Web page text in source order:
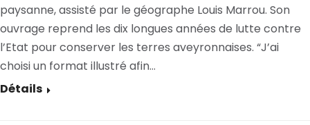
paysanne, assisté par le géographe Louis Marrou. Son
ouvrage reprend les dix longues années de lutte contre
l’Etat pour conserver les terres aveyronnaises. “J’ai
choisi un format illustré afin…
Détails